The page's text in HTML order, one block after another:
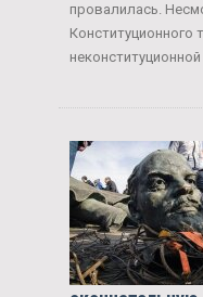
провалилась.
Конституционного
неконституционной